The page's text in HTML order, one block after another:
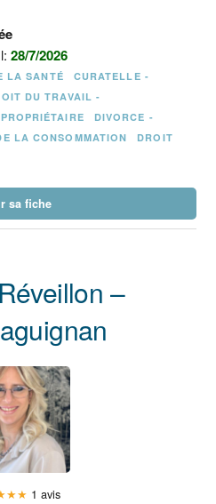
28/7/2026
LA SANTÉ
CURATELLE -
DU TRAVAIL -
DIVORCE -
LA CONSOMMATION
DROIT
sa fiche
–
★★ 1 avis